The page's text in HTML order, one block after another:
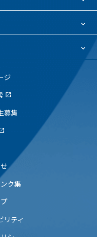
ジ
open_in_new
募集
ク集
リティ